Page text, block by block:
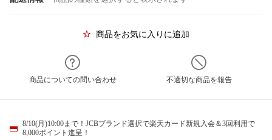
商品をお気に入りに追加
商品についての問い合わせ 不適切な商品を報告
8/10(月)10:00まで！JCBブランド選択で楽天カード新規入会＆3回利用で
8,000ポイント進呈！